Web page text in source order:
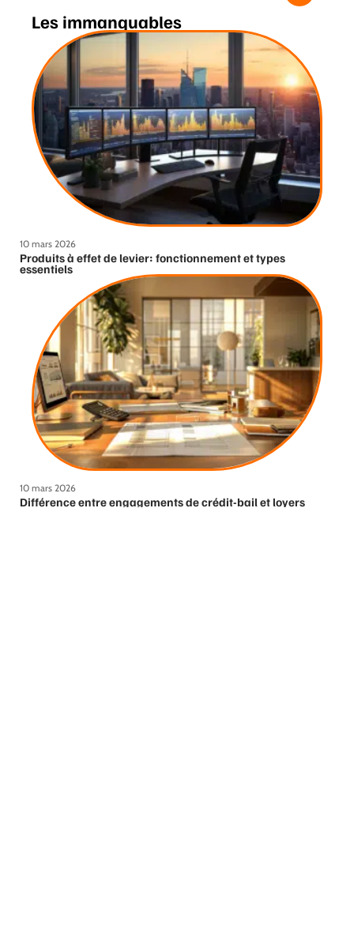
Les immanquables
10 mars 2026
Produits à effet de levier: fonctionnement et types
essentiels
10 mars 2026
Différence entre engagements de crédit-bail et loyers